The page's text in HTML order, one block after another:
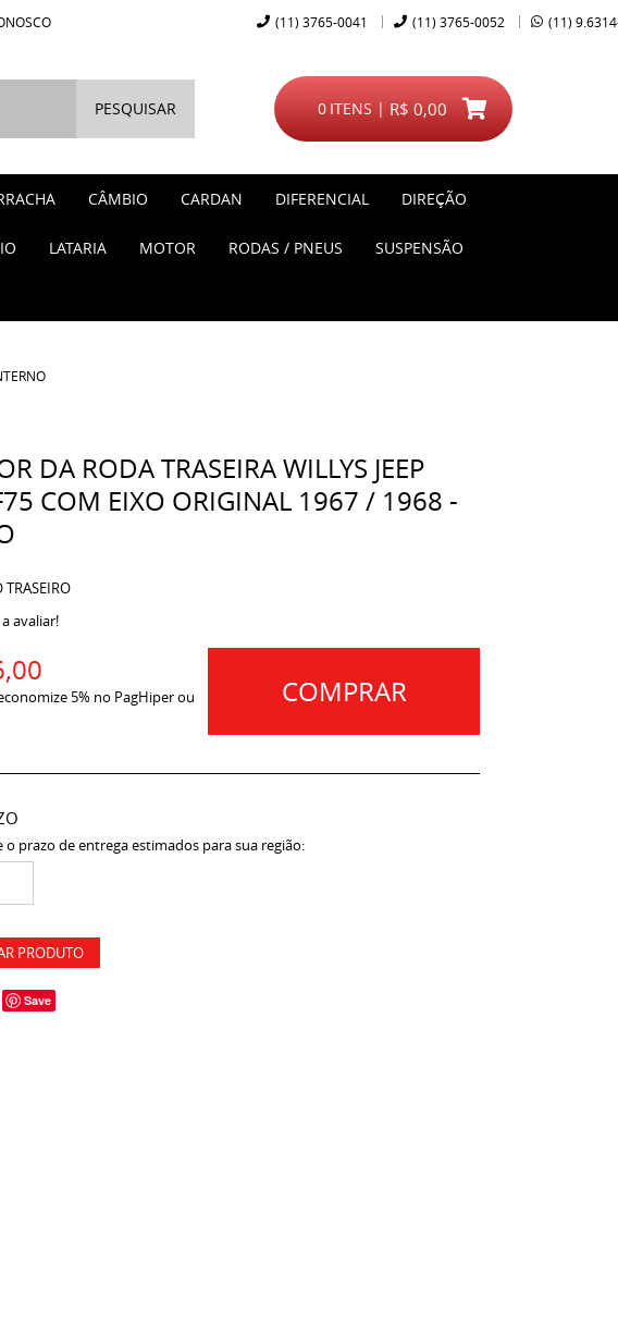
(11) 3765-0041 (11) 3765-0052 (11)
PESQUISAR ITENS
0 R$ 0,00
CÂMBIO CARDAN DIFERENCIAL DIREÇÃO
LATARIA MOTOR RODAS / PNEUS SUSPENSÃO
DA RODA TRASEIRA WILLYS JEEP
COM EIXO ORIGINAL 1967 / 1968 -
TRASEIRO
avaliar!
5% no PagHiper ou
COMPRAR
o prazo de entrega estimados para sua região:
PRODUTO
Save